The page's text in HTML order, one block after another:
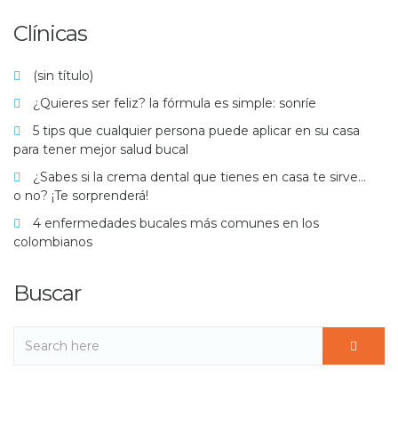
Clínicas
(sin título)
¿Quieres ser feliz? la fórmula es simple: sonríe
5 tips que cualquier persona puede aplicar en su casa
para tener mejor salud bucal
¿Sabes si la crema dental que tienes en casa te sirve…
o no? ¡Te sorprenderá!
4 enfermedades bucales más comunes en los
colombianos
Buscar